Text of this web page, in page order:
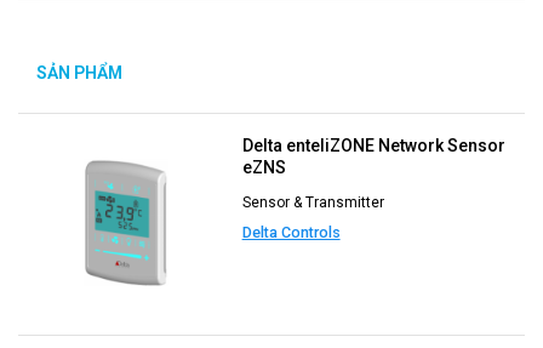
SẢN PHẨM
Delta enteliZONE Network Sensor
eZNS
Sensor & Transmitter
Delta Controls